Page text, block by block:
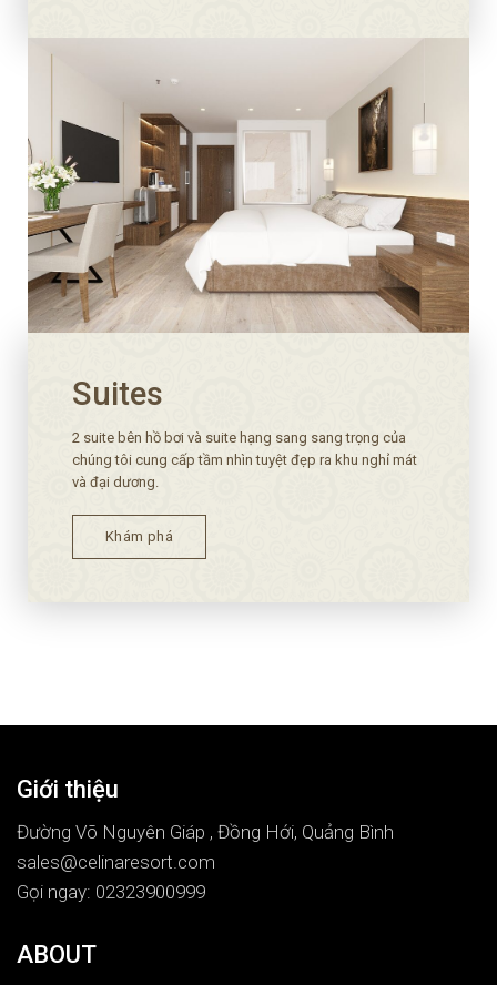
Suites
2 suite bên hồ bơi và suite hạng sang sang trọng của
chúng tôi cung cấp tầm nhìn tuyệt đẹp ra khu nghỉ mát
và đại dương.
Khám phá
Giới thiệu
Đường Võ Nguyên Giáp , Đồng Hới, Quảng Bình
sales@celinaresort.com
Gọi ngay: 02323900999
ABOUT